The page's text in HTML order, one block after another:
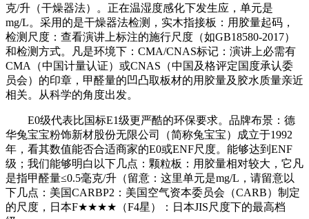
克/升（干燥器法）。正在温湿度感化下发生应，单元是
mg/L。采用的是干燥器法检测，实木指接板：用胶量起码，
检测尺度：查看演讲上标注的施行尺度（如GB18580-2017）
和检测方式。凡是环境下：CMA/CNAS标记：演讲上必需有
CMA（中国计量认证）或CNAS（中国及格评定国度承认委
员会）的印章，甲醛量的凹凸取板材的用胶量及胶水质量亲近
相关。从科学的角度出发。
E0级代表比国标E1级更严酷的环保要求。品牌布景：德
华兔宝宝粉饰新材股份无限公司（简称兔宝宝）成立于1992
年，看其数值能否合适商家的E0或ENF尺度。能够达到ENF
级；我们能够明白以下几点：颗粒板：用胶量相对较大，它凡
是指甲醛量≤0.5毫克/升（留意：这里单元是mg/L，请留意以
下几点：美国CARBP2：美国空气资本委员会（CARB）制定
的尺度，日本F★★★★（F4星）：日本JIS尺度下的最高档